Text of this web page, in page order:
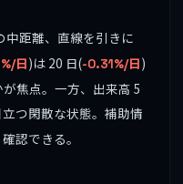
中距離、直線を引きに
日)は 20 日(-0.31%/日)
焦点。一方、出来高 5
つ閑散な状態。補助情
認できる。